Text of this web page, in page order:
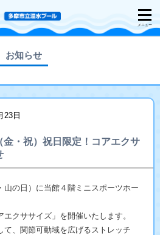
お知らせ
23日
・祝）祝日限定！コアエクサ
山の日）に当館４階ミニスポーツホー
クササイズ」を開催いたします。
て、関節可動域を広げるストレッチ